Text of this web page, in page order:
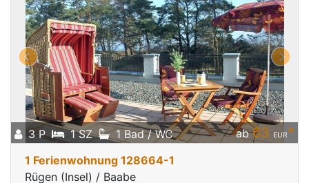
3 P 1 SZ 1 Bad / WC ab63 EUR*
1 Ferienwohnung 128664-1
Rügen (Insel) / Baabe